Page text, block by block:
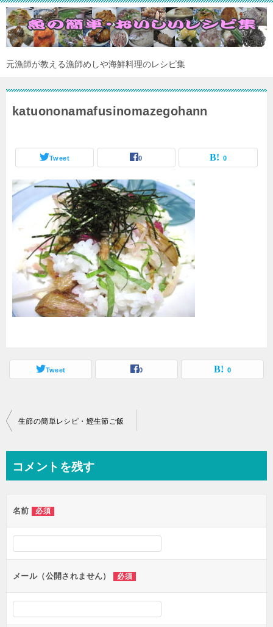
元漁師が教える漁師めしや海鮮料理のレシピ集
katuononamafusinomazegohann
Tweet 0 0
Tweet 0 0
投
ビ
ー
シ
ョ
ン
生節の簡単レシピ・鰹生節ご飯
コメントを残す
名前 必須
メール（公開されません） 必須